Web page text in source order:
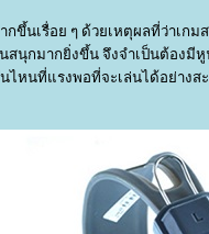
ขึ้นเรื่อย ๆ ด้วยเหตุผลที่ว่าเก
สนุกมากยิ่งขึ้น จึงจำเป็นต้องมี
หนที่แรงพอที่จะเล่นได้อย่าง